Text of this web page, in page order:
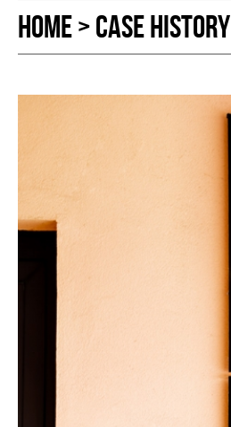
HOME>CASE HISTORY